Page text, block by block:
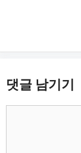
댓글 남기기